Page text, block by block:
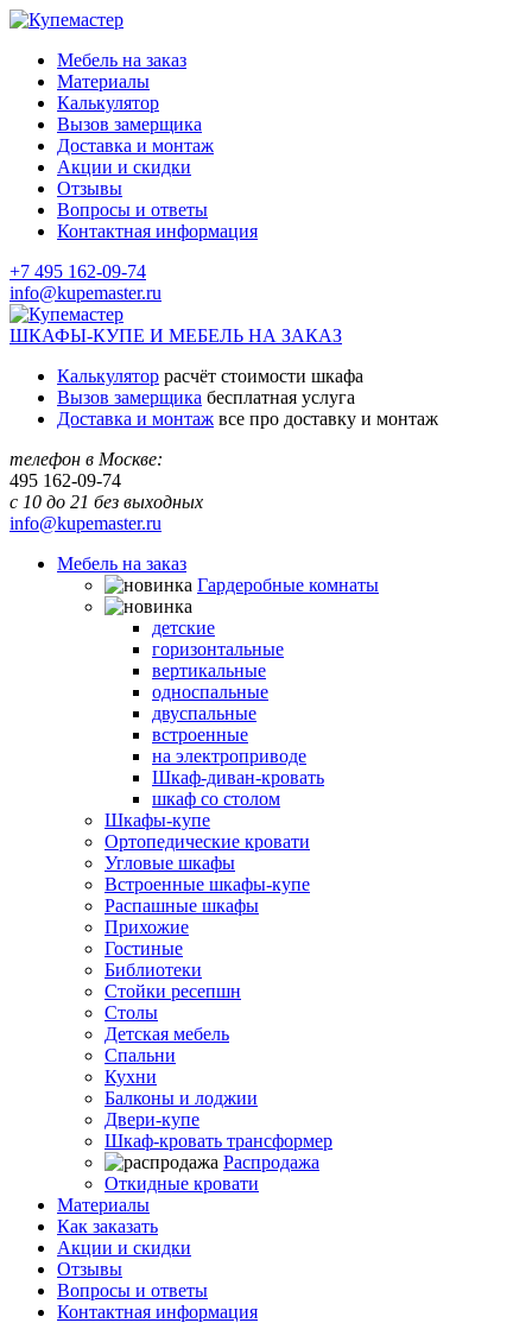
Мебель на заказ
Материалы
Калькулятор
Вызов замерщика
Доставка и монтаж
Акции и скидки
Отзывы
Вопросы и ответы
Контактная информация
+7 495 162-09-74
info@kupemaster.ru
ШКАФЫ-КУПЕ И МЕБЕЛЬ НА ЗАКАЗ
Калькулятор расчёт стоимости шкафа
Вызов замерщика бесплатная услуга
Доставка и монтаж все про доставку и монтаж
телефон в Москве:
495 162-09-74
с 10 до 21 без выходных
info@kupemaster.ru
Мебель на заказ
Гардеробные комнаты
детские
горизонтальные
вертикальные
односпальные
двуспальные
встроенные
на электроприводе
Шкаф-диван-кровать
шкаф со столом
Шкафы-купе
Ортопедические кровати
Угловые шкафы
Встроенные шкафы-купе
Распашные шкафы
Прихожие
Гостиные
Библиотеки
Стойки ресепшн
Столы
Детская мебель
Спальни
Кухни
Балконы и лоджии
Двери-купе
Шкаф-кровать трансформер
Распродажа
Откидные кровати
Материалы
Как заказать
Акции и скидки
Отзывы
Вопросы и ответы
Контактная информация